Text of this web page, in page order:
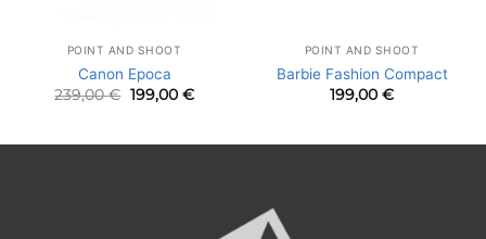
POINT AND SHOOT
Canon Epoca
239,00€ Le
prix
239,00 €.
199,00 €Le
199,00 €.
POINT AND SHOOT
Barbie Fashion Compact
199,00 €